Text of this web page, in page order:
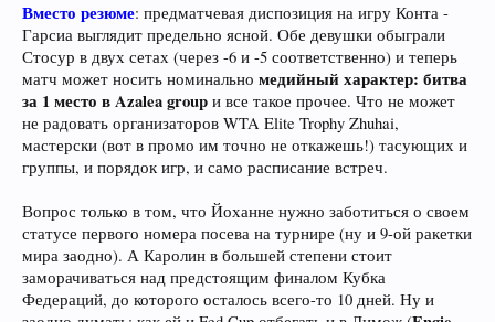
Вместо резюме: предматчевая диспозиция на игру Конта -
Гарсиа выглядит предельно ясной. Обе девушки обыграли
Стосур в двух сетах (через -6 и -5 соответственно) и теперь
матч может носить номинально медийный характер: битва
за 1 место в Azalea group и все такое прочее. Что не может
не радовать организаторов WTA Elite Trophy Zhuhai,
мастерски (вот в промо им точно не откажешь!) тасующих и
группы, и порядок игр, и само расписание встреч.
Вопрос только в том, что Йоханне нужно заботиться о своем
статусе первого номера посева на турнире (ну и 9-ой ракетки
мира заодно). А Каролин в большей степени стоит
заморачиваться над предстоящим финалом Кубка
Федераций, до которого осталось всего-то 10 дней. Ну и